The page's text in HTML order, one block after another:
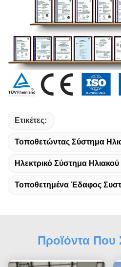
Ετικέτες:
Τοποθετώντας Σύστημα
Ηλεκτρικό Σύστημα Ηλιακού
Τοποθετημένα Έδαφος
Προϊόντα Που